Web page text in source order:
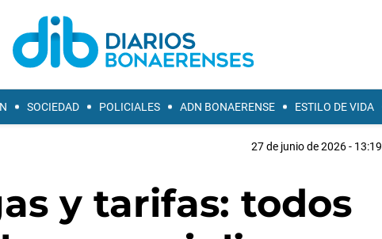
SOCIEDAD POLICIALES ADN BONAERENSE ESTILO DE VIDA
27 de junio de 2026 - 13:19
y tarifas: todos